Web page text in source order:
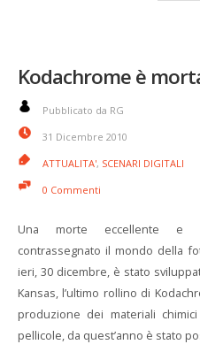
Kodachrome è
Pubblicato da RG
31 Dicembre 2010
ATTUALITA', SCENARI DIGITALI
0 Commenti
Una morte eccellente e
contrassegnato il mondo della
ieri, 30 dicembre, è stato
Kansas, l’ultimo rollino di
produzione dei materiali
pellicole, da quest’anno è stato